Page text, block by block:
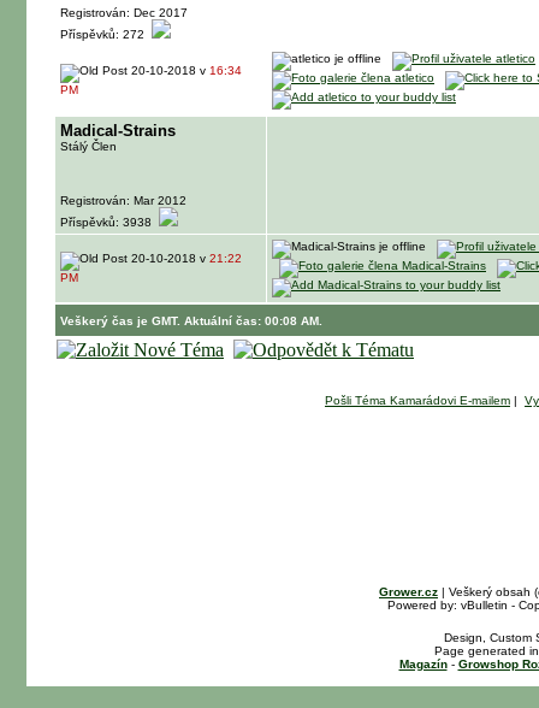
Registrován: Dec 2017
Příspěvků: 272
20-10-2018 v 16:34
PM
Madical-Strains
Stálý Člen
Registrován: Mar 2012
Příspěvků: 3938
20-10-2018 v 21:22
PM
Veškerý čas je GMT. Aktuální čas: 00:08 AM.
Pošli Téma Kamarádovi E-mailem |
Grower.cz | Veškerý obsah
Powered by: vBulletin -
Design, Custom
Page generated
Magazín- Growshop